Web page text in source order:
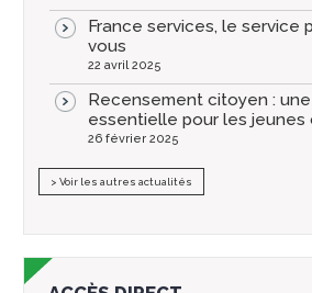
France services, le service
vous
22 avril 2025
Recensement citoyen :
essentielle pour les jeunes
26 février 2025
> Voir les autres actualités